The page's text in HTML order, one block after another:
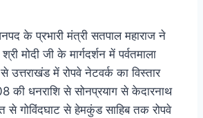
के प्रभारी मंत्री सतपाल महाराज ने
मोदी जी के मार्गदर्शन में पर्वतमाला
उत्तराखंड में रोपवे नेटवर्क का विस्तार
की धनराशि से सोनप्रयाग से केदारनाथ
गोविंदघाट से हेमकुंड साहिब तक रोपवे